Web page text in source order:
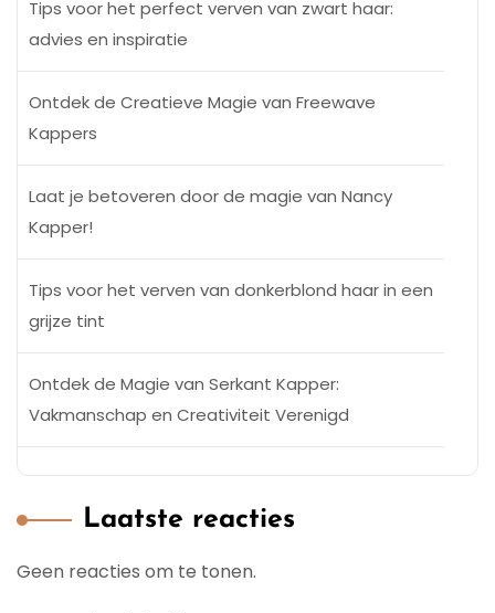
Tips voor het perfect verven van zwart haar:
advies en inspiratie
Ontdek de Creatieve Magie van Freewave
Kappers
Laat je betoveren door de magie van Nancy
Kapper!
Tips voor het verven van donkerblond haar in een
grijze tint
Ontdek de Magie van Serkant Kapper:
Vakmanschap en Creativiteit Verenigd
Laatste reacties
Geen reacties om te tonen.